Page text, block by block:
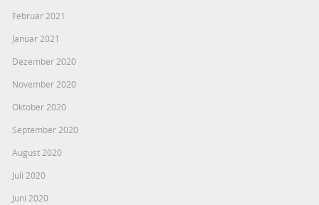
Februar 2021
Januar 2021
Dezember 2020
November 2020
Oktober 2020
September 2020
August 2020
Juli 2020
Juni 2020